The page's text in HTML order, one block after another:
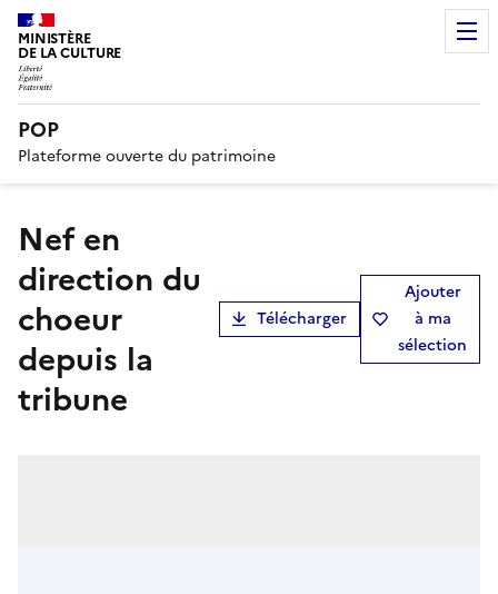
MINISTÈRE
DE LA CULTURE
POP
Plateforme ouverte du patrimoine
Nef en
direction du
choeur
depuis la
tribune
Télécharger
Ajouter
à ma
sélection